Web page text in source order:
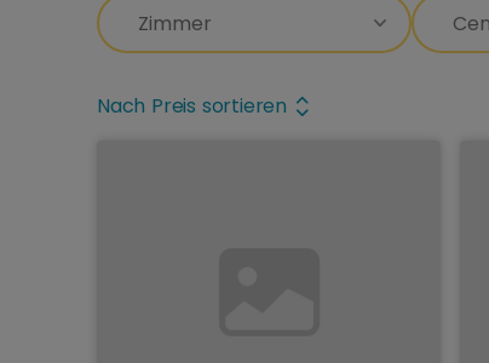
Nach Preis sortieren